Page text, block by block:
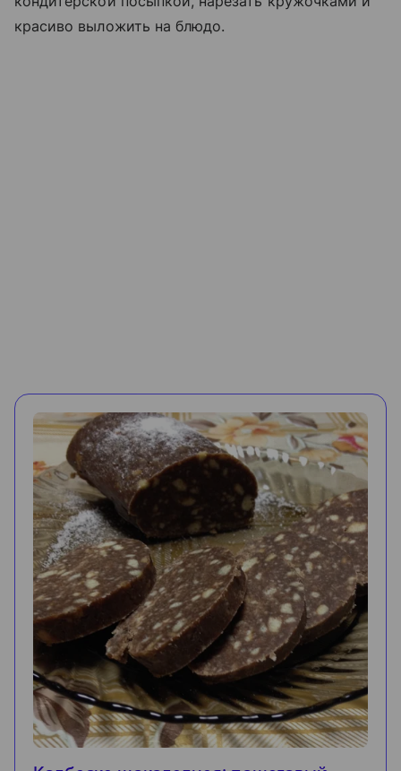
красиво выложить на блюдо.